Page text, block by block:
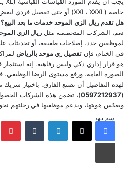
خاصة (XXL، XXXL) أو حتى تفصيل فردي لبعض المناصب القيادية إذا لزم الأمر.
هل تقدم ريال الزي الموحد خدمات ما بعد البيع؟
نعم، الشركات المتخصصة مثل ريال الزي
لموظفين جدد، إصلاحات طفيفة، أو تحديثات
في الختام، فإن تفصيل زي موحد بالرياض
هو قرار إداري ذكي وليس رفاهية. إنه استثمار
الصورة العامة، ورفع مستوى الرضا الوظيفي.
لهذه التفاصيل أن تصنع الفارق. باختيار
(
0597212937)، تضمن هذه الشركات
ويعكس هويتها، ويدعم موظفيها في رحلتهم نحو
شاركها